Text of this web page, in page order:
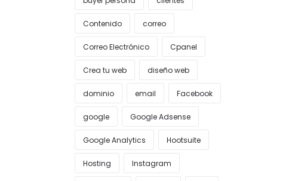
Contenido correo
Correo Electrónico Cpanel
Crea tu web diseño web
dominio email Facebook
google Google Adsense
Google Analytics Hootsuite
Hosting Instagram